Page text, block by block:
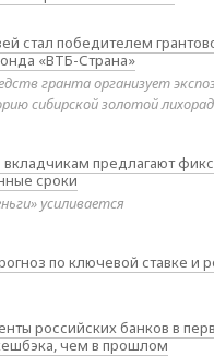
стал победителем
«ВТБ-Страна»
гранта организует
сибирской золотой
предлагают
сроки
усиливается
по ключевой ставке и
российских банков в
чем в прошлом